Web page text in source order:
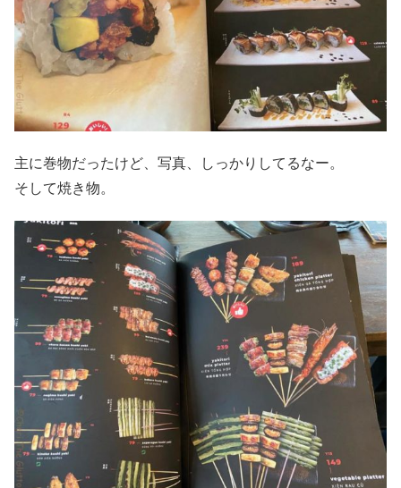
主に巻物だったけど、写真、しっかりしてるなー。
そして焼き物。